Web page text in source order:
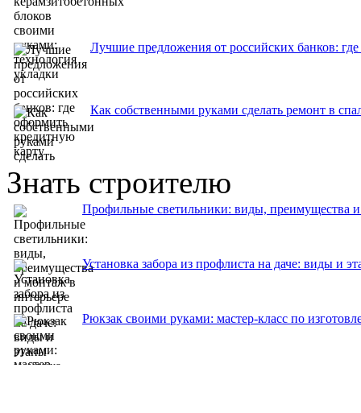
Лучшие предложения от российских банков:
Как собственными руками сделать ремонт в
Знать строителю
Профильные светильники: виды, преимущества
Установка забора из профлиста на даче: виды и
Рюкзак своими руками: мастер-класс по